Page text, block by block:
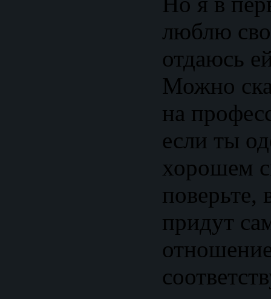
люблю
отдаюсь
Можно
на
если ты
хорошем
поверьте,
придут